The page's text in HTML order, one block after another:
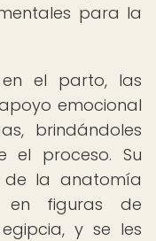
para la
el parto, las
emocional
brindándoles
el proceso. Su
de la anatomía
en figuras de
y se les